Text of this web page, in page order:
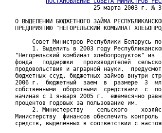
25 марта 2003 г. №
О ВЫДЕЛЕНИИ БЮДЖЕТНОГО ЗАЙМА
ПРЕДПРИЯТИЮ "НЕГОРЕЛЬСКИЙ КОМБИНАТ
Совет Министров Республики Беларусь
1. Выделить в 2003 году
"Негорельский комбинат хлебопродуктов" из
фонда   поддержки   производителей
продовольствия и аграрной науки,
бюджетных ссуд, бюджетных займов внутри
2006 г.  бюджетный  заем  в  размере  3
собственными  оборотными  средствами  с
начиная с 1 января 2005 г.  ежемесячно
процентов годовых за пользование им.
2. Министерству    сельского
Министерству  финансов обеспечить контроль
средств, выделенных в соответствии с